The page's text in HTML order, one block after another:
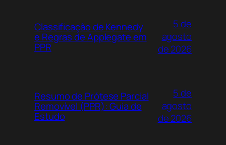
Classificação de Kennedy
e Regras de Applegate em
PPR
5 de
agosto
de 2026
Resumo de Prótese Parcial
Removível (PPR): Guia de
Estudo
5 de
agosto
de 2026